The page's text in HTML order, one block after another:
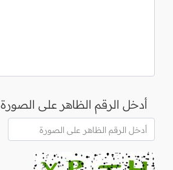
أدخل الرقم الظاهر على الصورة